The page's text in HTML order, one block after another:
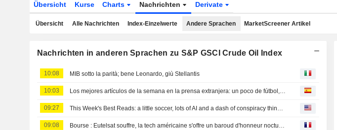
Übersicht Kurse Charts Nachrichten Derivate
Übersicht Alle Nachrichten Index-Einzelwerte Andere Sprachen MarketScreener Artikel
Nachrichten in anderen Sprachen zu S&P GSCI Crude Oil Index
10:08 MIB sotto la parità; bene Leonardo, giù Stellantis
10:03 Los mejores artículos de la semana en la prensa extranjera: un poco de fútbol, mucha IA y una pizca de conspiración
09:27 This Week's Best Reads: a little soccer, lots of AI and a dash of conspiracy thinking
09:08 Bourse : Eutelsat souffre, la tech américaine s'offre un baroud d'honneur nocturne